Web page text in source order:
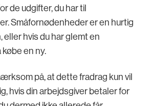
de udgifter, du har til
Småfornødenheder er en hurtig
eller hvis du har glemt en
en ny.
på, at dette fradrag kun vil
hvis din arbejdsgiver betaler for